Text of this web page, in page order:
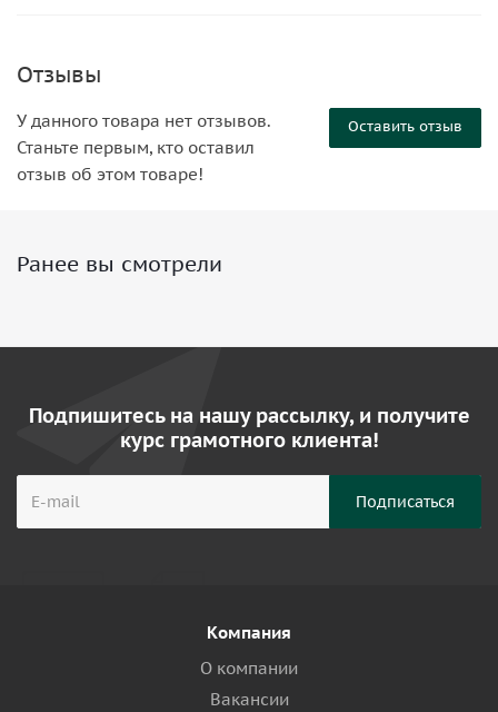
Отзывы
Оставить отзыв
У данного товара нет отзывов.
Станьте первым, кто оставил
отзыв об этом товаре!
Ранее вы смотрели
Подпишитесь на нашу рассылку, и получите
курс грамотного клиента!
Компания
О компании
Вакансии